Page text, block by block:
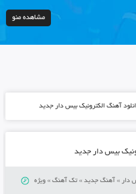
مشاهده منو
آهنگ الکترونیک بیس دار جدید
بیس دار جدید
دار » آهنگ جدید» تک آهنگ» ویژه